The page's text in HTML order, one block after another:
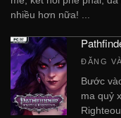
nhiều hơn nữa! ...
ĐĂNG
Bước
ma quỷ